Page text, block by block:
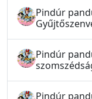
Pindúr
Pindúr
Pindúr